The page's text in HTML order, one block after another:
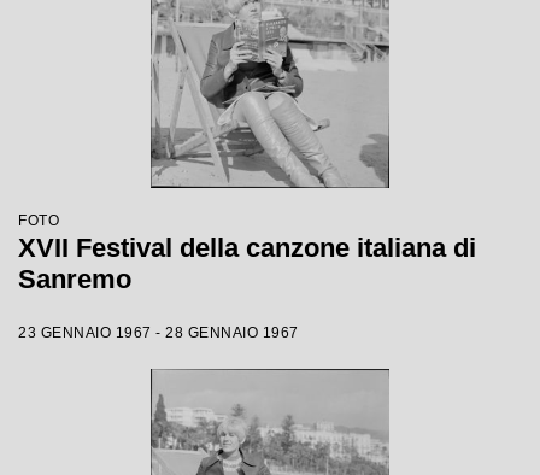
FOTO
XVII Festival della canzone italiana di
Sanremo
23 GENNAIO 1967 - 28 GENNAIO 1967